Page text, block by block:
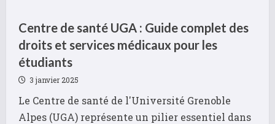
le
secret
naturel
pour
Centre de santé UGA : Guide complet des
droits et services médicaux pour les
étudiants
3 janvier 2025
Le Centre de santé de l'Université Grenoble
Alpes (UGA) représente un pilier essentiel dans